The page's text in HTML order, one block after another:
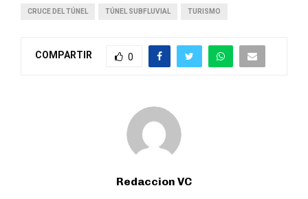
CRUCE DEL TÚNEL TÚNEL SUBFLUVIAL TURISMO
COMPARTIR 0
Redaccion VC